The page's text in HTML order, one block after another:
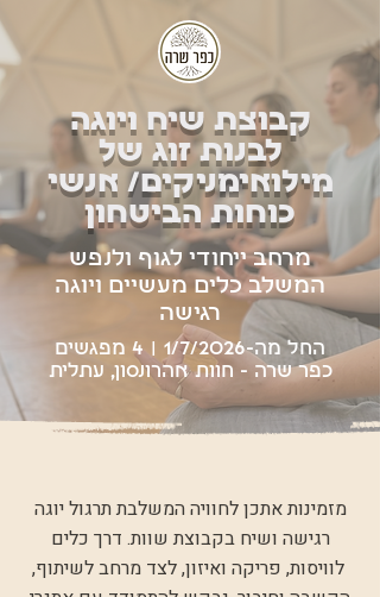
קבוצת שיח ויוגה
לבנות זוג של
מילואימניקים/ אנשי
כוחות הביטחון
מרחב ייחודי לגוף ולנפש
המשלב כלים מעשיים ויוגה
רגישה
החל מה-1/7/2026 | 4 מפגשים
כפר שרה - חוות אהרונסון, עתלית
מזמינות אתכן לחוויה המשלבת תרגול יוגה
רגישה ושיח בקבוצת שוות. דרך כלים
לוויסות, פריקה ואיזון, לצד מרחב לשיתוף,